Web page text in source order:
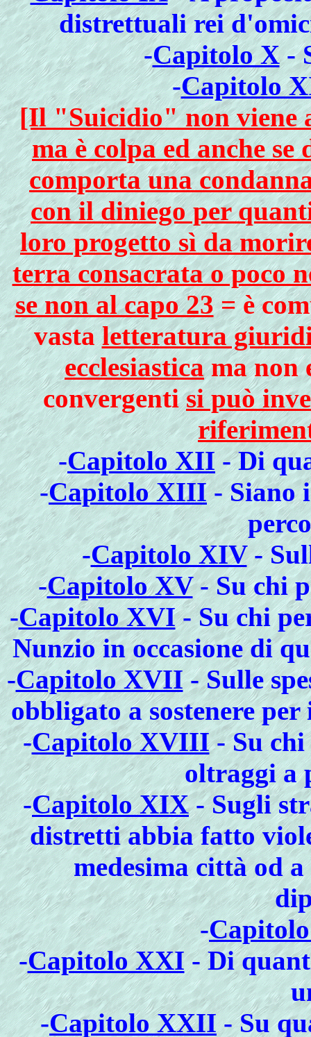
distrettuali rei
-Capitolo X-
-Capitolo
[Il "Suicidio" non viene
ma è colpa ed anche
comporta una
con il diniego per
loro progetto sì da
terra consacrata o poco
se non al capo 23= è
vastaletteratura
ecclesiasticama non
convergentisi può
-Capitolo XII - Di
-Capitolo XIII- Siano
-Capitolo XIV-
-Capitolo XV- Su chi
-Capitolo XVI- Su chi
Nunzio in occasione di
-Capitolo XVII- Sulle
obbligato a sostenere
-Capitolo XVIII- Su chi
oltraggi a
-Capitolo XIX- Sugli
distretti abbia fatto
medesima città od
-
-Capitolo XXI- Di
-Capitolo XXII- Su